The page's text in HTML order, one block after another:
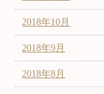
2018年10月
2018年9月
2018年8月